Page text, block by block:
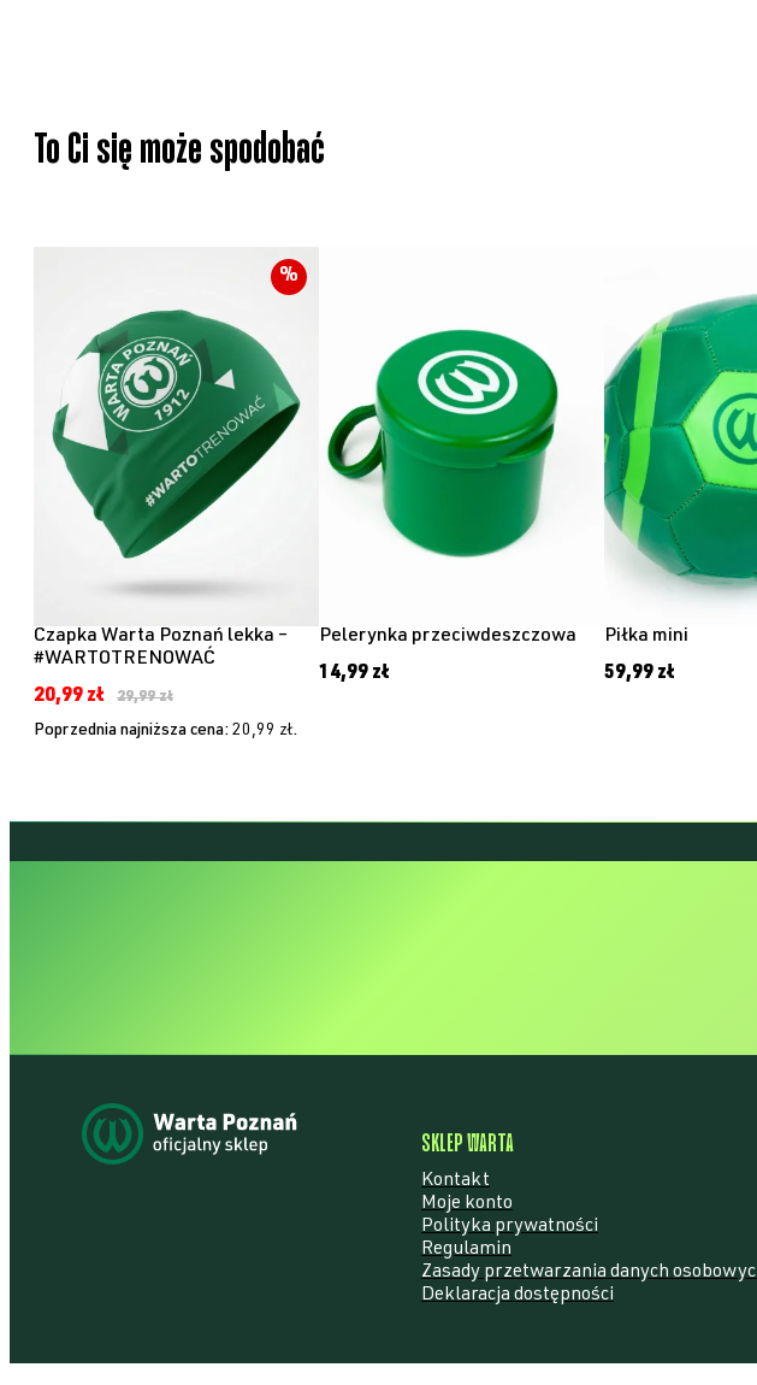
To Ci się może spodobać
%PRODUKT
Czapka Warta Poznań lekka –
#WARTOTRENOWAĆ
29,99zł
Pierwotna
cena
wynosiła:
20,99 zł
Aktualna
cena
wynosi:
Poprzednia najniższa cena: 20,99 zł.
Pelerynka przeciwdeszczowa
14,99 zł
Piłka mini
59,99 zł
•
SKLEP WARTA
Kontakt
Moje konto
Polityka prywatności
Regulamin
Zasady przetwarzania danych
Deklaracja dostępności